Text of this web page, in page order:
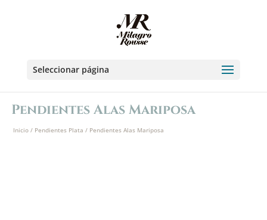
Seleccionar página
Pendientes Alas Mariposa
Inicio / Pendientes Plata / Pendientes Alas Mariposa